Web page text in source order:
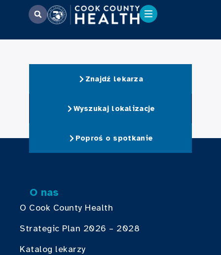
Znajdź lekarza
Wyszukaj lokalizacje
Poproś o spotkanie
O nas
O Cook County Health
Strategic Plan 2026 – 2028
Katalog lekarzy